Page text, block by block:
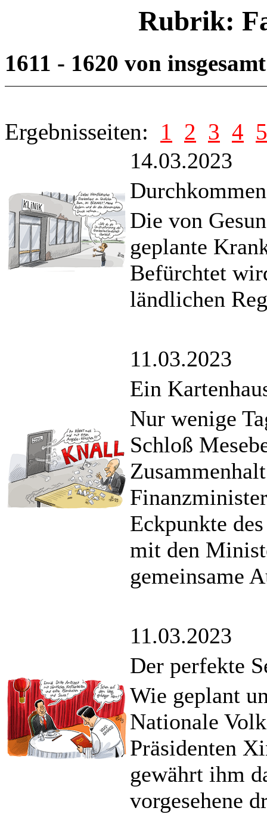
Rubrik:
1611 - 1620 von
Ergebnisseiten: 1 2 3 4 5
14.03.2023
Die von
geplante
Befürchtet
ländlichen
11.03.2023
Ein
Nur wenige
Schloß
Eckpunkte
mit den
gemeinsame
11.03.2023
Der perfekte
Wie geplant
Nationale
Präsidenten
gewährt ihm
vorgesehene